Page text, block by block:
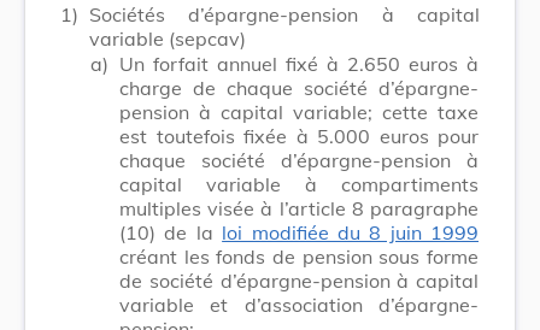
1) Sociétés d’épargne-pension à capital
variable (sepcav)
a) Un forfait annuel fixé à 2.650 euros à
charge de chaque société d’épargne-
pension à capital variable; cette taxe
est toutefois fixée à 5.000 euros pour
chaque société d’épargne-pension à
capital variable à compartiments
multiples visée à l’article 8 paragraphe
(10) de la loi modifiée du 8 juin 1999
créant les fonds de pension sous forme
de société d’épargne-pension à capital
variable et d’association d’épargne-